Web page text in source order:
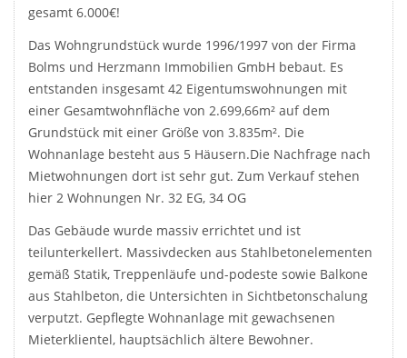
gesamt 6.000€!
Das Wohngrundstück wurde 1996/1997 von der Firma
Bolms und Herzmann Immobilien GmbH bebaut. Es
entstanden insgesamt 42 Eigentumswohnungen mit
einer Gesamtwohnfläche von 2.699,66m² auf dem
Grundstück mit einer Größe von 3.835m². Die
Wohnanlage besteht aus 5 Häusern.Die Nachfrage nach
Mietwohnungen dort ist sehr gut. Zum Verkauf stehen
hier 2 Wohnungen Nr. 32 EG, 34 OG
Das Gebäude wurde massiv errichtet und ist
teilunterkellert. Massivdecken aus Stahlbetonelementen
gemäß Statik, Treppenläufe und-podeste sowie Balkone
aus Stahlbeton, die Untersichten in Sichtbetonschalung
verputzt. Gepflegte Wohnanlage mit gewachsenen
Mieterklientel, hauptsächlich ältere Bewohner.